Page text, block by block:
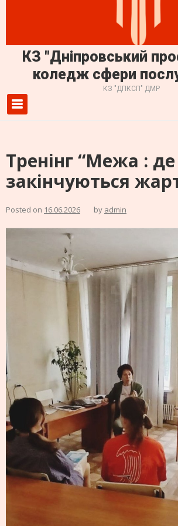
КЗ "Дніпровський
коледж сфери
КЗ "ДПКСП" ДМР
Тренінг “Межа : де
закінчуються
Posted on 16.06.2026 by admin